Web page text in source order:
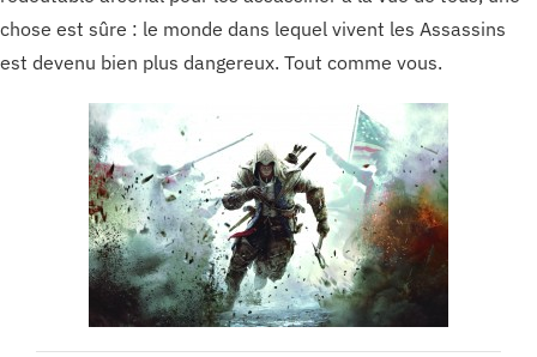
chose est sûre : le monde dans lequel vivent les Assassins
est devenu bien plus dangereux. Tout comme vous.